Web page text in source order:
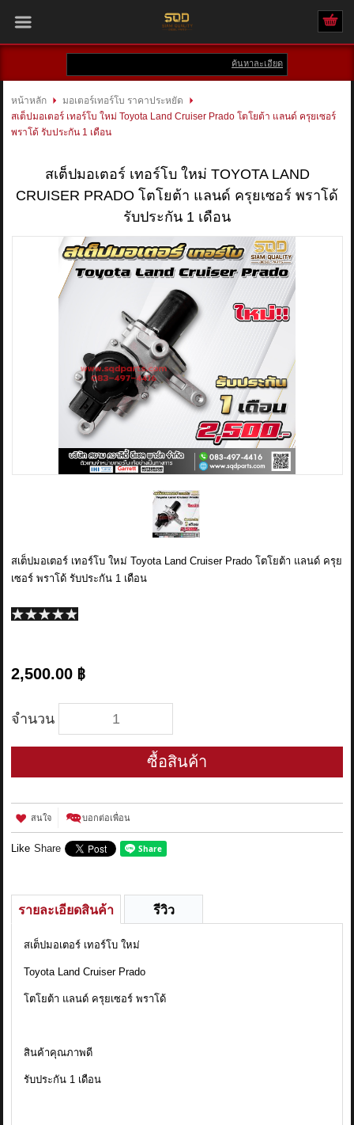
สินค้าที่สนใจ ( 0 )
สินค้า
แบรนด์
บัญชีผู้ใช้
รีวิวลูกค้า
ค้นหาละเอียด
หน้าหลัก
มอเตอร์เทอร์โบ ราคาประหยัด
สเต็ปมอเตอร์ เทอร์โบ ใหม่ Toyota Land Cruiser Prado โตโยต้า แลนด์ ครุยเซอร์
พราโด้ รับประกัน 1 เดือน
สเต็ปมอเตอร์ เทอร์โบ ใหม่ TOYOTA LAND
CRUISER PRADO โตโยต้า แลนด์ ครุยเซอร์ พราโด้
รับประกัน 1 เดือน
สเต็ปมอเตอร์ เทอร์โบ ใหม่ Toyota Land Cruiser Prado โตโยต้า แลนด์ ครุย
เซอร์ พราโด้ รับประกัน 1 เดือน
2,500.00 ฿
จำนวน
ซื้อสินค้า
สนใจ บอกต่อเพื่อน
Like Share
รายละเอียดสินค้า รีวิว
สเต็ปมอเตอร์ เทอร์โบ ใหม่
Toyota Land Cruiser Prado
โตโยต้า แลนด์ ครุยเซอร์ พราโด้
สินค้าคุณภาพดี
รับประกัน 1 เดือน